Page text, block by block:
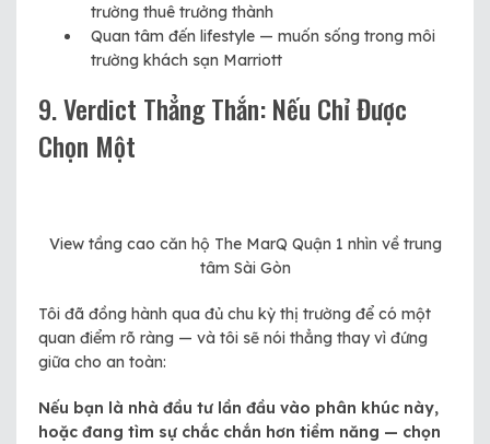
trường thuê trưởng thành
Quan tâm đến lifestyle — muốn sống trong môi
trường khách sạn Marriott
9. Verdict Thẳng Thắn: Nếu Chỉ Được
Chọn Một
View tầng cao căn hộ The MarQ Quận 1 nhìn về trung
tâm Sài Gòn
Tôi đã đồng hành qua đủ chu kỳ thị trường để có một
quan điểm rõ ràng — và tôi sẽ nói thẳng thay vì đứng
giữa cho an toàn:
Nếu bạn là nhà đầu tư lần đầu vào phân khúc này,
hoặc đang tìm sự chắc chắn hơn tiềm năng — chọn